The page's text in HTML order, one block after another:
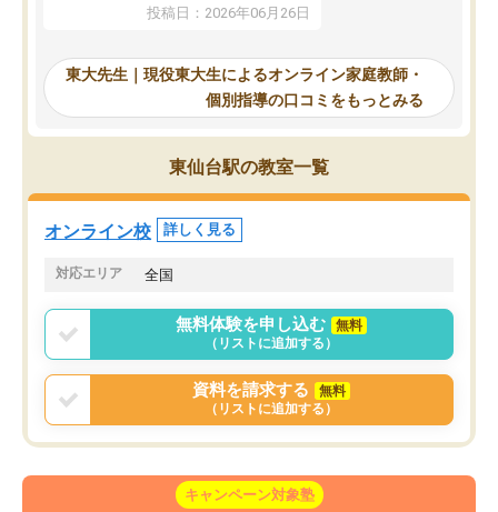
応を示します。東大先生にお願いして
れるので、親としても安心です。毎日
使える自習室とかもあり、わからない
ところがあれば先生が回答してくれる
のも重宝しています。
投稿日：2026年06月26日
自習室が毎日使えていつ
るのが心強かったよう
謝です。
東大先生｜現役東大生によるオンライン家庭教師・
個別指導の口コミをもっとみる
東仙台駅の教室一覧
オンライン校 詳しく見る
対応エリア 全国
無料体験を申し込む
無料
（リストに追加する）
資料を請求する
無料
（リストに追加する）
キャンペーン対象塾